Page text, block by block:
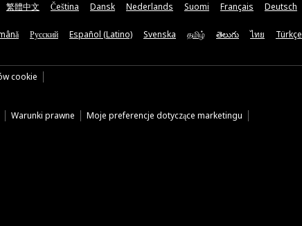
繁體中文 Čeština Dansk Nederlands Suomi Français Deutsch
Русский Español (Latino) Svenska தமிழ் తెలుగు ไทย Türkçe
cookie
Warunki prawne Moje preferencje dotyczące marketingu